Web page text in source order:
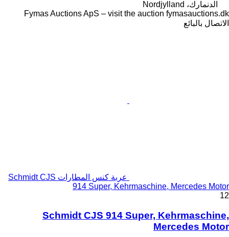
الدنمارك، Nordjylland
Fymas Auctions ApS – visit the auction fymasauctions.dk
الاتصال بالبائع
عربة كنس المطارات Schmidt CJS
914 Super, Kehrmaschine, Mercedes Motor
12
Schmidt CJS 914 Super, Kehrmaschine,
Mercedes Motor